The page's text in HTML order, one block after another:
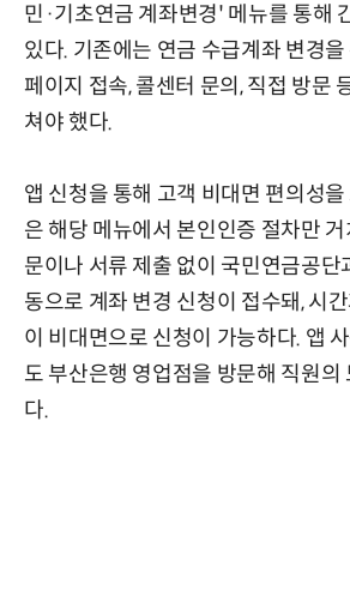
민·기초연금 계좌변경' 메뉴를 통해
있다. 기존에는 연금 수급계좌 변경
페이지 접속, 콜센터 문의, 직접 방문
쳐야 했다.
앱 신청을 통해 고객 비대면 편의성
은 해당 메뉴에서 본인인증 절차만
문이나 서류 제출 없이 국민연금공단
동으로 계좌 변경 신청이 접수돼, 시
이 비대면으로 신청이 가능하다. 앱
도 부산은행 영업점을 방문해 직원의
다.